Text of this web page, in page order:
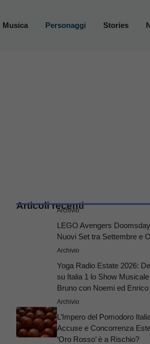
Musica Personaggi Stories
Articoli recenti
Archivio
LEGO Avengers
Nuovi Set tra Settembre e
Archivio
Yoga Radio Estate 2026:
su Italia 1 lo Show
Bruno con Noemi ed Enrico
Archivio
L’Impero del Pomodoro
Accuse e Concorrenza
‘Oro Rosso’ è a Rischio?